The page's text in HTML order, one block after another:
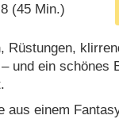
(45 Min.)
Rüstungen,
und ein schönes
aus einem